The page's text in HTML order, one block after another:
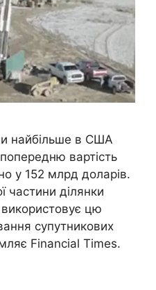
найбільше в США
вартість
у 152 млрд доларів.
частини ділянки
використовує цю
супутникових
Financial Times.